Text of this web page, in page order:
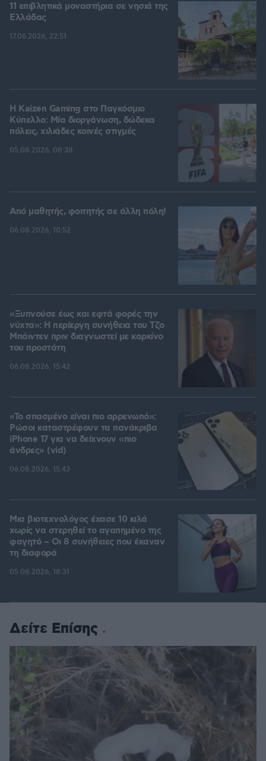
11 επιβλητικά μοναστήρια σε νησιά της
Ελλάδας
17.06.2026, 22:51
H Kaizen Gaming στο Παγκόσμιο
Kύπελλο: Μία διοργάνωση, δώδεκα
πόλεις, χιλιάδες κοινές στιγμές
05.08.2026, 08:38
Από μαθητής, φοιτητής σε άλλη πόλη!
06.08.2026, 10:52
«Ξυπνούσε έως και εφτά φορές την
νύχτα»: Η περίεργη συνήθεια του Τζο
Μπάιντεν πριν διαγνωστεί με καρκίνο
του προστάτη
06.08.2026, 15:42
«Το σπασμένο είναι πιο αρρενωπό»:
Ρώσοι καταστρέφουν τα πανάκριβα
iPhone 17 για να δείχνουν «πιο
άνδρες» (vid)
06.08.2026, 15:43
Μια βιοτεχνολόγος έχασε 10 κιλά
χωρίς να στερηθεί το αγαπημένο της
φαγητό – Οι 8 συνήθειες που έκαναν
τη διαφορά
05.08.2026, 18:31
Δείτε Επίσης